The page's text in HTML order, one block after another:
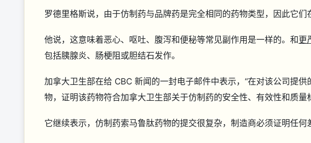
罗德里格斯说，由于仿制药与品牌药是完全相同的药物类型，因此它们
他说，这意味着恶心、呕吐、腹泻和便秘等常见副作用是一样的。和更
包括胰腺炎、肠梗阻或胆结石发作。
加拿大卫生部在给 CBC 新闻的一封电子邮件中表示，“在对该公司提
物，证明该药物符合加拿大卫生部关于仿制药的安全性、有效性和质量
它继续表示，仿制药索马鲁肽药物的提交很复杂，制造商必须证明任何